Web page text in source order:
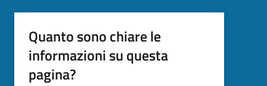
Quanto sono chiare le
informazioni su questa
pagina?